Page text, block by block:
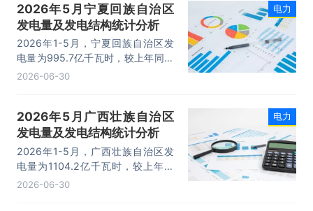
亿千瓦时、375.5亿千瓦时、
1649.8亿千瓦时、267.7亿千瓦时。
2026年5月宁夏回族自治区
发电量及发电结构统计分析
2026年1-5月，宁夏回族自治区发
电量为995.7亿千瓦时，较上年同期
相比增长了34.6亿千瓦时，同比增
时、126亿千瓦时、681.9亿千瓦
时、181.5亿千瓦时。
2026-06-30
电力
2026年5月广西壮族自治区
发电量及发电结构统计分析
2026年1-5月，广西壮族自治区发
电量为1104.2亿千瓦时，较上年同
期相比增长了116.2亿千瓦时，同比
2026-06-30
电力